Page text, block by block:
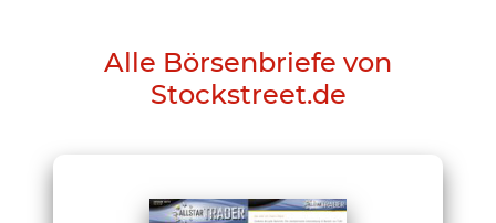
Alle Börsenbriefe von
Stockstreet.de